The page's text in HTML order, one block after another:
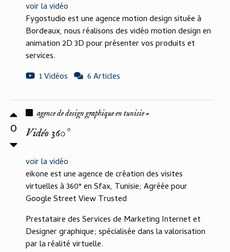
voir la vidéo
Fygostudio est une agence motion design située à
Bordeaux, nous réalisons des vidéo motion design en
animation 2D 3D pour présenter vos produits et
services.
1 Vidéos
6 Articles
0
agence de design graphique en tunisie »
Vidéo 360°
voir la vidéo
eikone est une agence de création des visites
virtuelles à 360° en Sfax, Tunisie; Agréée pour
Google Street View Trusted
Prestataire des Services de Marketing Internet et
Designer graphique; spécialisée dans la valorisation
par la réalité virtuelle.